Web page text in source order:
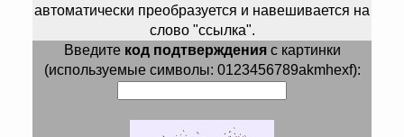
автоматически преобразуется и навешивается на
слово "ссылка".
Введите код подтвержденияс картинки
(используемые символы: 0123456789akmhexf):